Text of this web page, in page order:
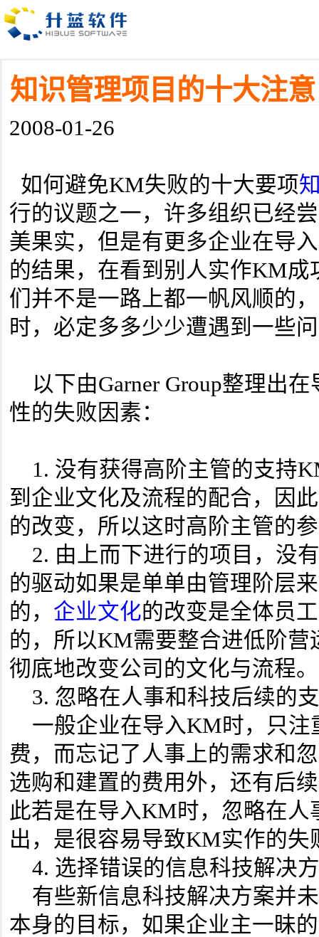
知识管理项目的十大注意
2008-01-26
如何避免KM失败的十大要项
行的议题之一，许多组织已经
美果实，但是有更多企业在导
的结果，在看到别人实作KM成
们并不是一路上都一帆风顺的
时，必定多多少少遭遇到一些
以下由Garner Group整理出
性的失败因素：
1. 没有获得高阶主管的支持
到企业文化及流程的配合，因
的改变，所以这时高阶主管的
2. 由上而下进行的项目，没
的驱动如果是单单由管理阶层
的， 企业文化的改变是全体员
的，所以KM需要整合进低阶营
彻底地改变公司的文化与流程。
3. 忽略在人事和科技后续的
一般企业在导入KM时，只注
费，而忘记了人事上的需求和
选购和建置的费用外，还有后
此若是在导入KM时，忽略在人
出，是很容易导致KM实作的失
4. 选择错误的信息科技解决
有些新信息科技解决方案并
本身的目标，如果企业主一昧